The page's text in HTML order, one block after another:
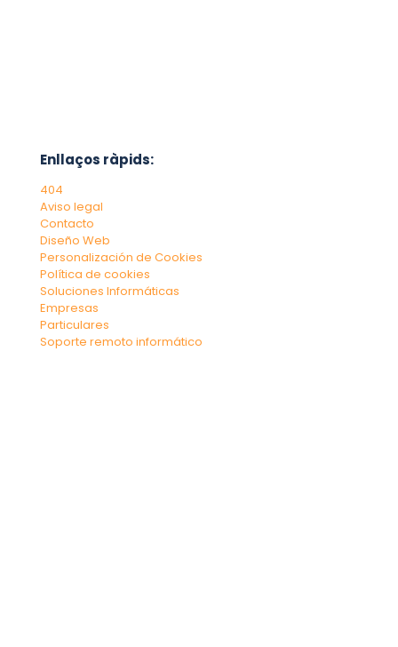
Enllaços ràpids:
404
Aviso legal
Contacto
Diseño Web
Personalización de Cookies
Política de cookies
Soluciones Informáticas
Empresas
Particulares
Soporte remoto informático